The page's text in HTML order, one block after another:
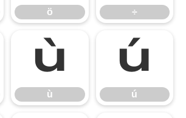
ö ÷
ù
ù
ú
ú